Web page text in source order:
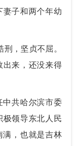
妻子和两个年幼
，坚贞不屈。
出来，还没来得
共哈尔滨市委
极领导东北人民
满，也就是吉林